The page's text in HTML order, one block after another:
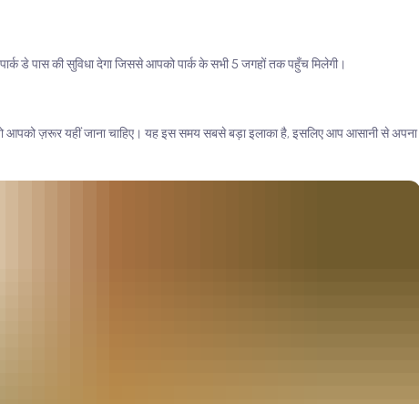
डे पास की सुविधा देगा जिससे आपको पार्क के सभी 5 जगहों तक पहुँच मिलेगी।
ज़रूर यहीं जाना चाहिए। यह इस समय सबसे बड़ा इलाका है, इसलिए आप आसानी से अपना